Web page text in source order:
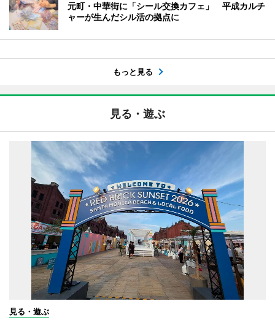
元町・中華街に「シール交換カフェ」 平成カルチ
ャーが生んだシル活の拠点に
もっと見る
見る・遊ぶ
見る・遊ぶ